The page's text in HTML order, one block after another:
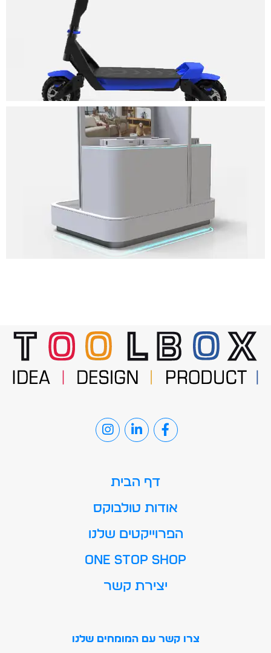
צרו קשר עם המומחים שלנו
דף הבית
אודות טולבוקס
הפרוייקטים שלנו
ONE STOP SHOP
יצירת קשר